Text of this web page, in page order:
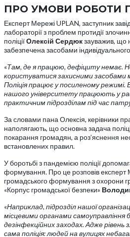
ПРО УМОВИ РОБОТИ
Експерт Мережі UPLAN, заступник
лабораторії з проблем протидії
поліціїОлексій Сердюкзауважив, що
забезпечена засобами
«Там, де я працюю, дефіциту немає.
користуватися захисними засобами
Поліція працює у посиленому режимі.
нашого університету працюють у
практичним підрозділам під час
За словами пана Олексія, керівники
наполягають, що основна задача
покарання громадян, а роз’яснення
встановлених правил.
У боротьбі з пандемією поліції
формування. Про це розповів експерт
громадського формування з охорони
«Корпус громадської безпеки»
«Наприклад, підрозділ нашої
місцевими органами самоуправління
дезінфекційних заходах. Адже
сама поліція: людей на вулицях